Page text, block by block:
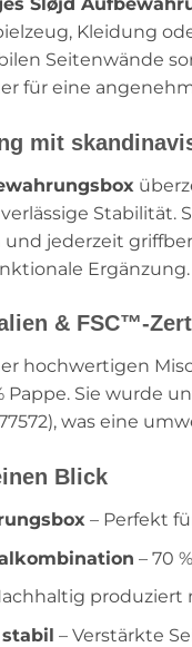
Kleidung
Seitenwände
für eine
mit
Stabilität.
jederzeit
Ergänzung.
& FSC™-
hochwertigen
Pappe. Sie
was eine
Blick
– Perfekt
– 70
produziert
– Verstärkte